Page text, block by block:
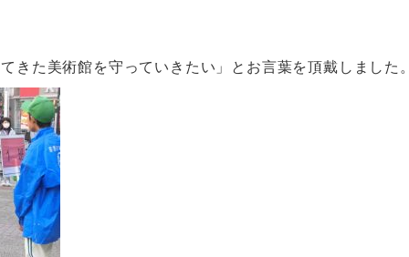
きた美術館を守っていきたい」とお言葉を頂戴しました。